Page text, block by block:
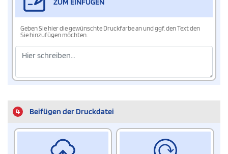
Geben Sie hier die gewünschte Druckfarbe an und ggf. den Text den
Sie hinzufügen möchten.
4 Beifügen der Druckdatei